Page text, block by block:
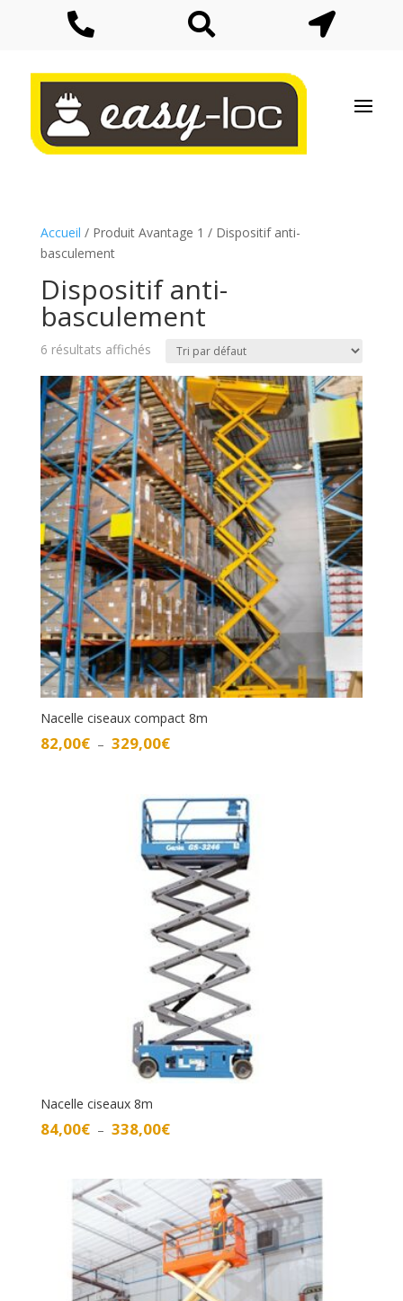
  
Accueil / Produit Avantage 1 / Dispositif anti-
basculement
Dispositif anti-
basculement
6 résultats affichés
Nacelle ciseaux compact 8m
82,00€ – 329,00€Plage
82,00€
à
329,00€
Nacelle ciseaux 8m
84,00€ – 338,00€Plage
84,00€
à
338,00€